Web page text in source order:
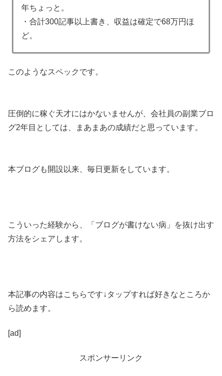
年ちょっと。
・合計300記事以上書き、収益は確定で68万円ほ
ど。
このようなスペックです。
圧倒的に稼ぐ天才にはかないませんが、会社員の副業ブロ
グ2年目としては、まあまあの成績だと思っています。
本ブログも開設以来、毎日更新をしています。
こういった経験から、「ブログが書けない病」を抜け出す
方法をシェアします。
本記事の内容はこちらです↓タップすれば好きなところか
ら読めます。
[ad]
スポンサーリンク